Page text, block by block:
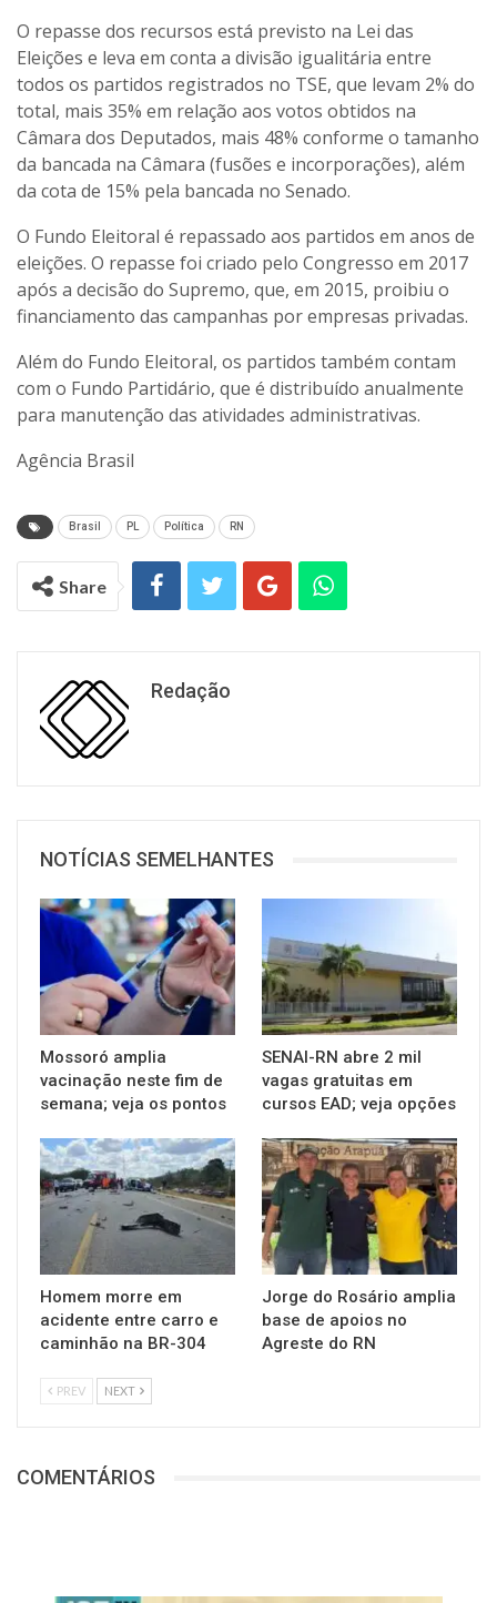
O repasse dos recursos está previsto na Lei das
Eleições e leva em conta a divisão igualitária entre
todos os partidos registrados no TSE, que levam 2% do
total, mais 35% em relação aos votos obtidos na
Câmara dos Deputados, mais 48% conforme o tamanho
da bancada na Câmara (fusões e incorporações), além
da cota de 15% pela bancada no Senado.
O Fundo Eleitoral é repassado aos partidos em anos de
eleições. O repasse foi criado pelo Congresso em 2017
após a decisão do Supremo, que, em 2015, proibiu o
financiamento das campanhas por empresas privadas.
Além do Fundo Eleitoral, os partidos também contam
com o Fundo Partidário, que é distribuído anualmente
para manutenção das atividades administrativas.
Agência Brasil
Brasil PL Política RN
Share
Redação
NOTÍCIAS SEMELHANTES
Mossoró amplia
vacinação neste fim de
semana; veja os pontos
SENAI-RN abre 2 mil
vagas gratuitas em
cursos EAD; veja opções
Homem morre em
acidente entre carro e
caminhão na BR-304
Jorge do Rosário amplia
base de apoios no
Agreste do RN
PREV NEXT
COMENTÁRIOS